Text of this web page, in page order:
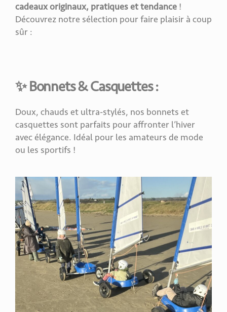
cadeaux originaux, pratiques et tendance !
Découvrez notre sélection pour faire plaisir à coup
sûr :
✨Bonnets & Casquettes:
Doux, chauds et ultra-stylés, nos bonnets et
casquettes sont parfaits pour affronter l’hiver
avec élégance. Idéal pour les amateurs de mode
ou les sportifs !